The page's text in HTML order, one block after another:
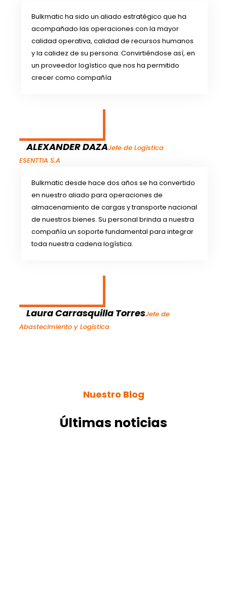
Bulkmatic ha sido un aliado estratégico que ha
acompañado las operaciones con la mayor
calidad operativa, calidad de recursos humanos
y la calidez de su persona. Convirtiéndose así, en
un proveedor logístico que nos ha permitido
crecer como compañía
ALEXANDER DAZAJefe de Logística
ESENTTIA S.A
Bulkmatic desde hace dos años se ha convertido
en nuestro aliado para operaciones de
almacenamiento de cargas y transporte nacional
de nuestros bienes. Su personal brinda a nuestra
compañía un soporte fundamental para integrar
toda nuestra cadena logística.
Laura Carrasquilla TorresJefe de
Abastecimiento y Logística
Nuestro Blog
Últimas noticias